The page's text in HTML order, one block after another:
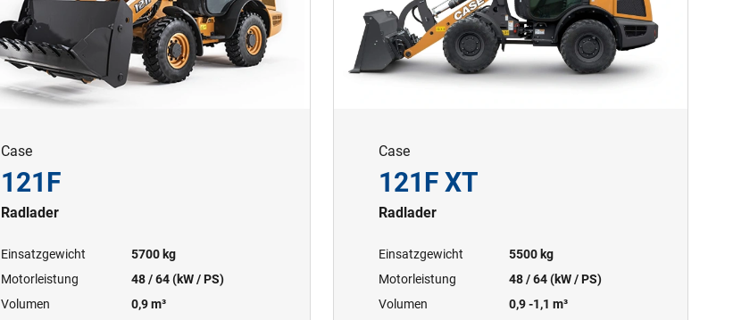
Case
121F
Radlader
Einsatzgewicht
5700 kg
Motorleistung
48 / 64 (kW / PS)
Volumen
0,9 m³
Case
121F XT
Radlader
Einsatzgewicht
5500 kg
Motorleistung
48 / 64 (kW / PS)
Volumen
0,9 -1,1 m³